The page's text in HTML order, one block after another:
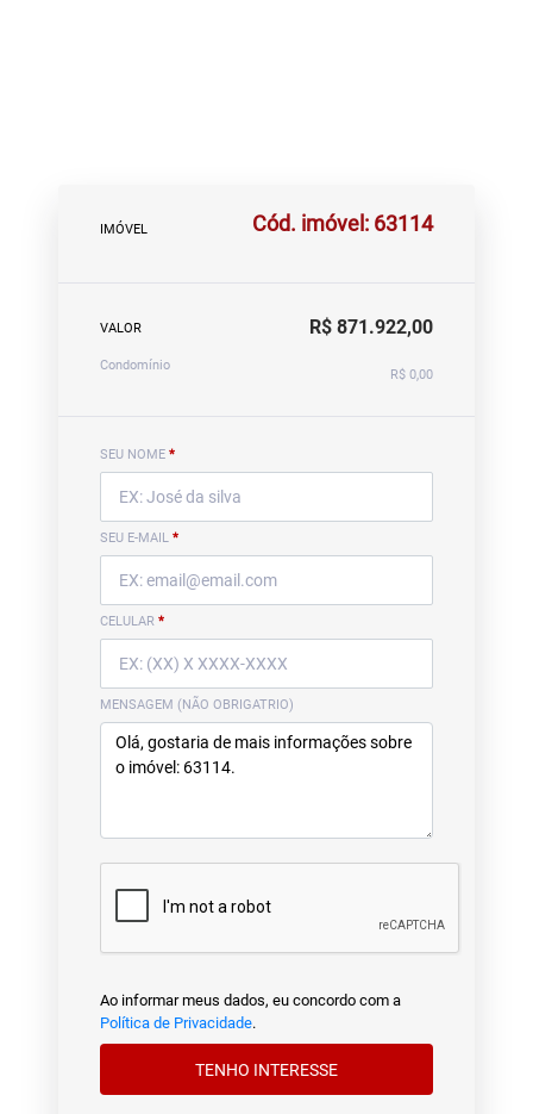
IMÓVEL Cód. imóvel: 63114
VALOR R$ 871.922,00
Condomínio
R$ 0,00
SEU NOME *
SEU E-MAIL *
CELULAR *
MENSAGEM (NÃO OBRIGATRIO)
Ao informar meus dados, eu concordo com a
Política de Privacidade.
TENHO INTERESSE